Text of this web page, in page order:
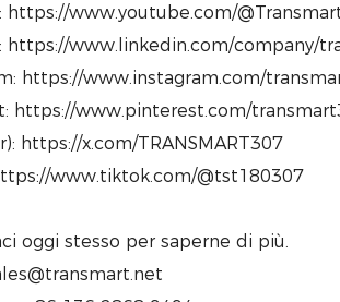
https://www.youtube.com/
https://www.linkedin.com/company/
https://www.instagram.com/
https://www.pinterest.com/
https://x.com/TRANSMART307
www.tiktok.com/@tst180307
oggi stesso per saperne di più.